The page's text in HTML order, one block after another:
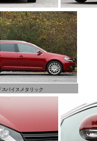
パイスメタリック